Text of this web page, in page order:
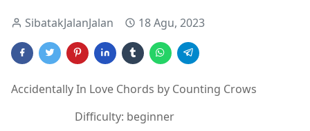
SibatakJalanJalan 18 Agu, 2023
Accidentally In Love Chords by Counting Crows
Difficulty: beginner